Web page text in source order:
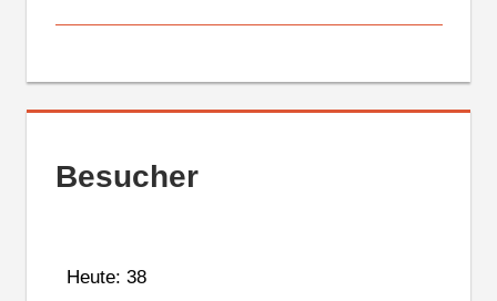
Besucher
Heute: 38